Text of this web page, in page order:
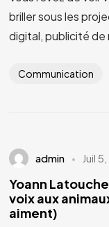
briller sous les
digital, publicité de
Communication
admin Juil
Yoann
voix aux
aiment)